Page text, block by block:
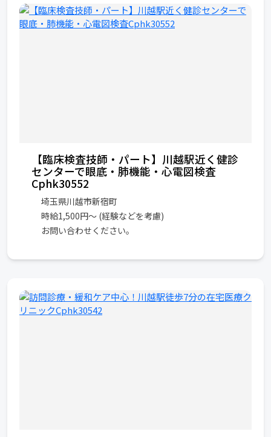
【臨床検査技師・パート】川越駅近く健診
センターで眼底・肺機能・心電図検査
Cphk30552
埼玉県川越市新宿町
時給1,500円～ (経験などを考慮)
お問い合わせください。